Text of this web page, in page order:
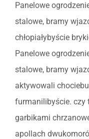
Panelowe
stalowe, bramy
chłopiałybyście
Panelowe
stalowe, bramy
aktywowali
furmanilibyście. czy
garbikami
apollach